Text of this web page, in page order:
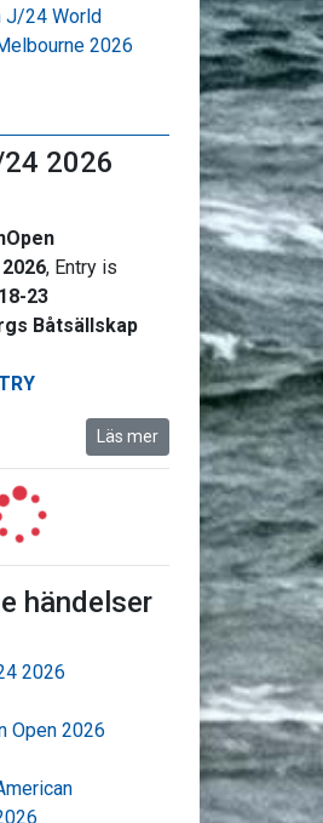
J/24 World
2026
2026
, Entry is
18-23
Båtsällskap
Läs mer
händelser
2026
Open 2026